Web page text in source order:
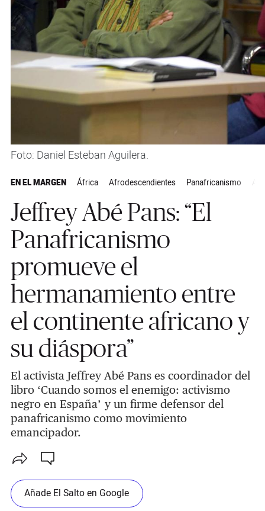
Foto: Daniel Esteban Aguilera.
EN EL MARGEN África Afrodescendientes Panafricanismo
Jeffrey Abé Pans: “El
Panafricanismo
promueve el
hermanamiento entre
el continente africano y
su diáspora”
El activista Jeffrey Abé Pans es coordinador del
libro ‘Cuando somos el enemigo: activismo
negro en España’ y un firme defensor del
panafricanismo como movimiento
emancipador.
Añade El Salto en Google